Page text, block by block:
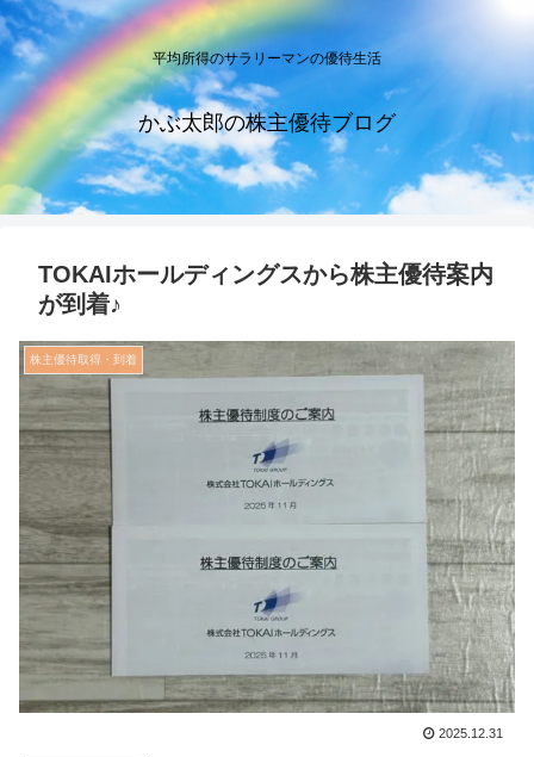
平均所得のサラリーマンの優待生活
かぶ太郎の株主優待ブログ
TOKAIホールディングスから株主優待案内
が到着♪
株主優待取得・到着
2025.12.31